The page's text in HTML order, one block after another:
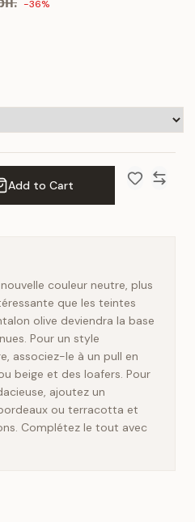
-36%
Add to Cart
couleur neutre, plus
que les teintes
olive deviendra la base
Pour un style
associez-le à un pull en
beige et des loafers. Pour
ajoutez un
ou terracotta et
Complétez le tout avec